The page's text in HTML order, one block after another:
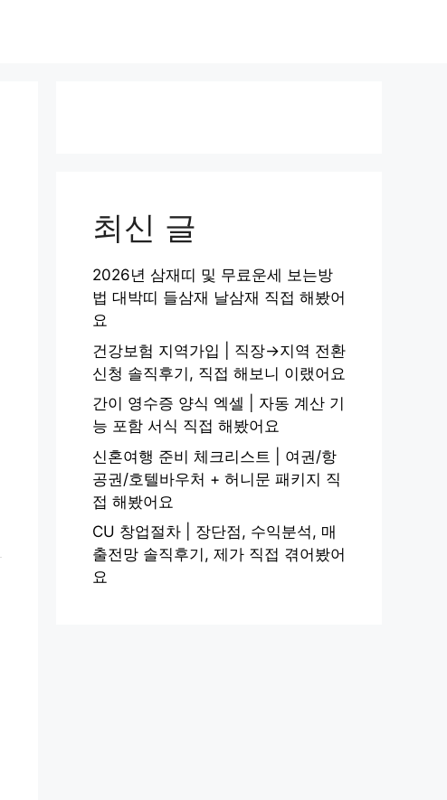
최신 글
2026년 삼재띠 및 무료운세 보는방
법 대박띠 들삼재 날삼재 직접 해봤어
요
건강보험 지역가입 | 직장→지역 전환
신청 솔직후기, 직접 해보니 이랬어요
간이 영수증 양식 엑셀 | 자동 계산 기
능 포함 서식 직접 해봤어요
신혼여행 준비 체크리스트 | 여권/항
공권/호텔바우처 + 허니문 패키지 직
접 해봤어요
CU 창업절차 | 장단점, 수익분석, 매
출전망 솔직후기, 제가 직접 겪어봤어
요